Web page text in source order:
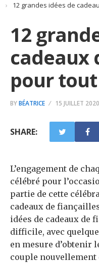
12 grandes idées de
12
cadeaux
pour
BYBÉATRICE 15 JUILLET 2020
SHARE:
L’engagement de
célébré pour
partie de cette
cadeaux de
idées de cadeaux de
difficile, avec
en mesure d’obtenir
couple nouvellement